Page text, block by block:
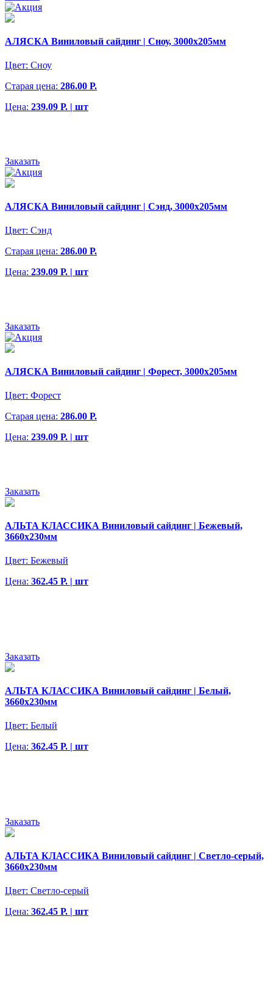
АЛЯСКА Виниловый сайдинг | Сноу, 3000х205мм
Цвет: Сноу
Старая цена: 286.00 Р.
Цена: 239.09 Р. | шт
Заказать
АЛЯСКА Виниловый сайдинг | Сэнд, 3000х205мм
Цвет: Сэнд
Старая цена: 286.00 Р.
Цена: 239.09 Р. | шт
Заказать
АЛЯСКА Виниловый сайдинг | Форест, 3000х205мм
Цвет: Форест
Старая цена: 286.00 Р.
Цена: 239.09 Р. | шт
Заказать
АЛЬТА КЛАССИКА Виниловый сайдинг | Бежевый,
3660х230мм
Цвет: Бежевый
Цена: 362.45 Р. | шт
Заказать
АЛЬТА КЛАССИКА Виниловый сайдинг | Белый,
3660х230мм
Цвет: Белый
Цена: 362.45 Р. | шт
Заказать
АЛЬТА КЛАССИКА Виниловый сайдинг | Светло-серый,
3660х230мм
Цвет: Светло-серый
Цена: 362.45 Р. | шт